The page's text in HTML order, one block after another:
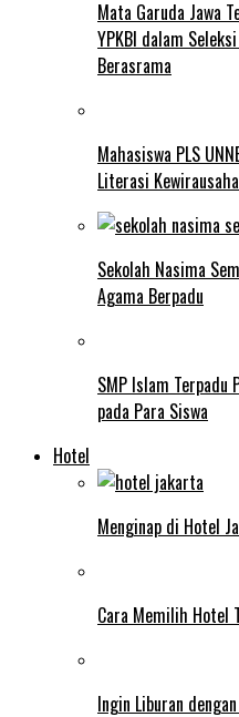
Mata Garuda Jawa
YPKBI dalam
Berasrama
Mahasiswa PLS
Literasi
Sekolah Nasima
Agama Berpadu
SMP Islam Terpadu
pada Para Siswa
Hotel
Menginap di Hotel
Cara Memilih Hotel
Ingin Liburan